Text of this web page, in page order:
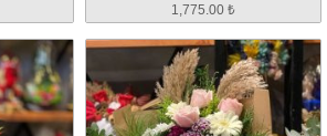
1,775.00 ₺